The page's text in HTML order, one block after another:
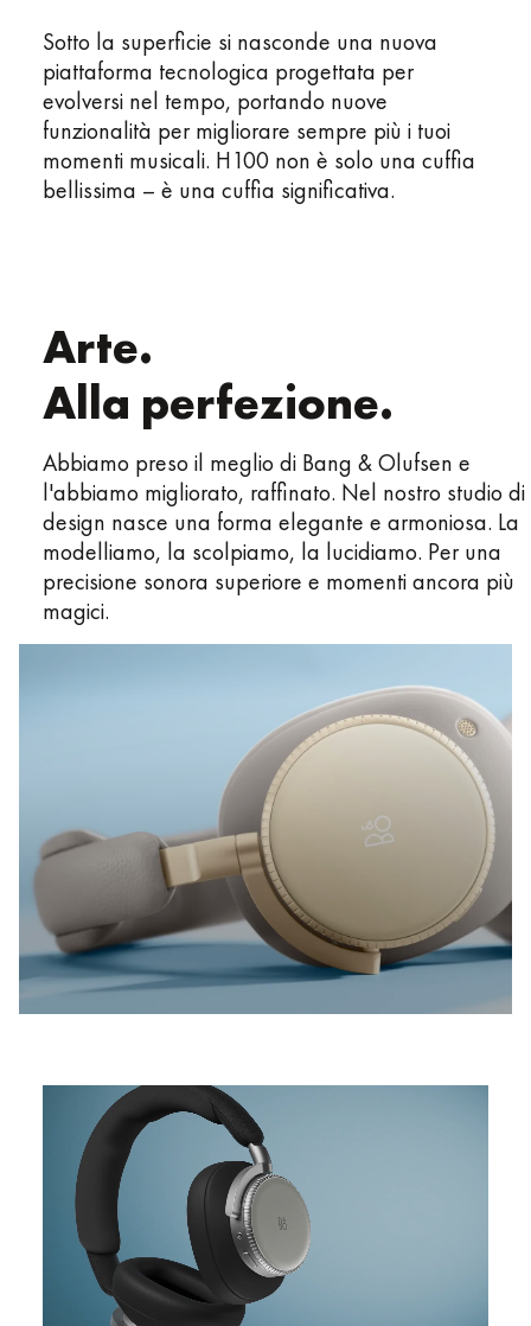
Sotto la superficie si nasconde una nuova
piattaforma tecnologica progettata per
evolversi nel tempo, portando nuove
funzionalità per migliorare sempre più i tuoi
momenti musicali. H100 non è solo una cuffia
bellissima – è una cuffia significativa.
Arte.
Alla perfezione.
Abbiamo preso il meglio di Bang & Olufsen e
l'abbiamo migliorato, raffinato. Nel nostro studio di
design nasce una forma elegante e armoniosa. La
modelliamo, la scolpiamo, la lucidiamo. Per una
precisione sonora superiore e momenti ancora più
magici.